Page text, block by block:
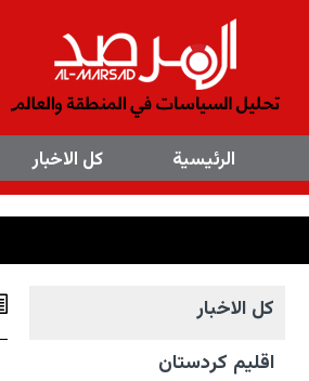
الرئیسیة کل الاخبار
×
کل الاخبار
اقليم كردستان